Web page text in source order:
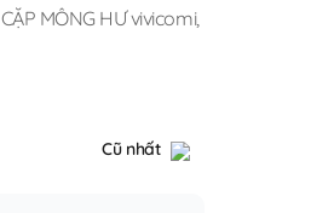
CẶP MÔNG HƯ vivicomi,
Cũ nhất